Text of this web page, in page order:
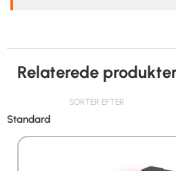
Relaterede
SORTER EFTER
Standard